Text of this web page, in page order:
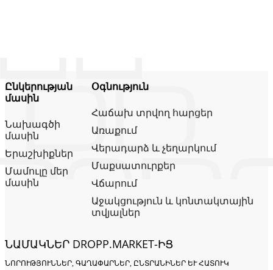
Ընկերության
մասին
Նախագծի
մասին
Երաշխիքներ
Մամուլը մեր
մասին
Օգնություն
Հաճախ տրվող հարցեր
Առաքում
Վերադարձ և չեղարկում
Մաքսատուրքեր
Վճարում
Աջակցություն և կոնտակտային
տվյալներ
ՆԱՄԱԿՆԵՐ DROPP.MARKET-ԻՑ
ՆՈՐՈՒԹՅՈՒՆՆԵՐ, ԳԱՂԱՓԱՐՆԵՐ, ԸՆՏՐԱՆԻՆԵՐ ԵՒ ՀԱՏՈՒԿ Ա